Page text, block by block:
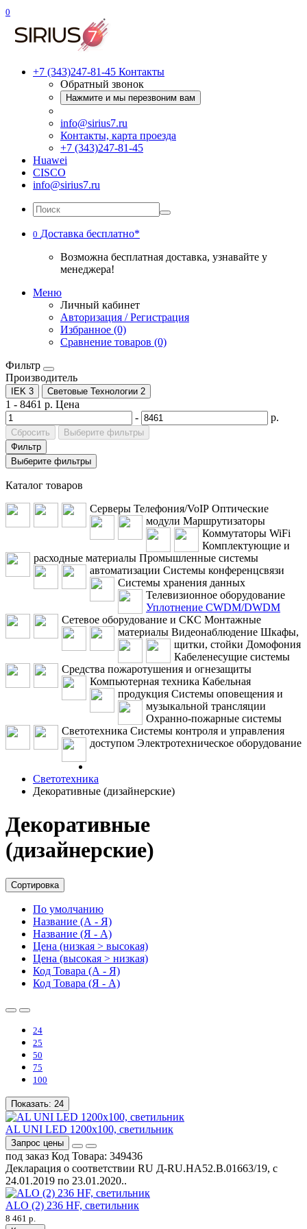
0
+7 (343)247-81-45 Контакты
Обратный звонок
Нажмите и мы перезвоним вам
info@sirius7.ru
Контакты, карта проезда
+7 (343)247-81-45
Huawei
CISCO
info@sirius7.ru
0 Доставка бесплатно*
Возможна бесплатная доставка, узнавайте у
менеджера!
Меню
Личный кабинет
Авторизация / Регистрация
Избранное (0)
Сравнение товаров (0)
Фильтр
Производитель
IEK 3 Световые Технологии 2
1 - 8461 р. Цена
-
р.
Сбросить
Выберите фильтры
Фильтр
Выберите фильтры
Каталог товаров
Серверы Телефония/VoIP Оптические
модули Маршрутизаторы
Коммутаторы WiFi
Комплектующие и
расходные материалы Промышленные системы
автоматизации Системы конференцсвязи
Системы хранения данных
Телевизионное оборудование
Уплотнение CWDM/DWDM
Сетевое оборудование и СКС Монтажные
материалы Видеонаблюдение Шкафы,
щитки, стойки Домофония
Кабеленесущие системы
Средства пожаротушения и огнезащиты
Компьютерная техника Кабельная
продукция Системы оповещения и
музыкальной трансляции
Охранно-пожарные системы
Светотехника Системы контроля и управления
доступом Электротехническое оборудование
Светотехника
Декоративные (дизайнерские)
Декоративные
(дизайнерские)
Сортировка
По умолчанию
Название (А - Я)
Название (Я - А)
Цена (низкая > высокая)
Цена (высокая > низкая)
Код Товара (А - Я)
Код Товара (Я - А)
24
25
50
75
100
Показать: 24
AL UNI LED 1200x100, светильник
Запрос цены
под заказ Код Товара: 349436
Декларация о соответствии RU Д-RU.НА52.B.01663/19, с
24.01.2019 по 23.01.2020..
ALO (2) 236 HF, светильник
8 461 р.